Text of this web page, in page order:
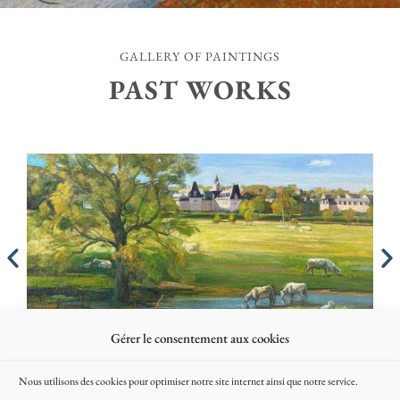
Gérer le consentement aux cookies
Nous utilisons des cookies pour optimiser notre site internet ainsi que notre service.
GALLERY OF PAINTINGS
PAST WORKS
Villandry (huile sur toile) - 50 x 100 cm